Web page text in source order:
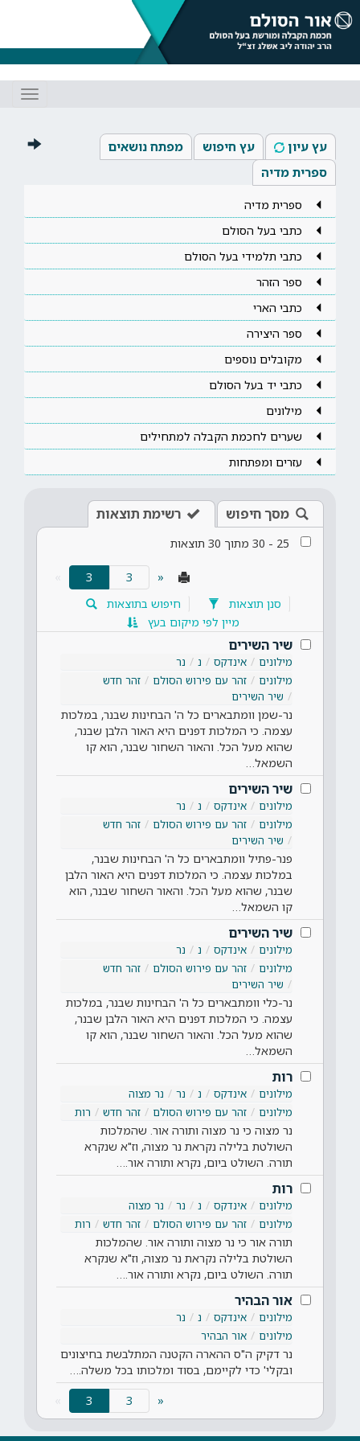
עץ עיון עץ חיפוש
מפתח נושאים
ספרית מדיה
ספרית מדיה
כתבי בעל הסולם
כתבי תלמידי בעל הסולם
ספר הזהר
כתבי הארי
ספר היצירה
מקובלים נוספים
כתבי יד בעל הסולם
מילונים
שערים לחכמת הקבלה למתחילים
עזרים ומפתחות
מסך חיפוש רשימת תוצאות
25
-
30 מתוך 30 תוצאות
«
3
(current)
סנן תוצאות
חיפוש בתוצאות
מיין לפי מיקום בעץ
שיר השירים
מילונים אינדקס נ
נר
מילונים
זהר עם פירוש הסולם
זהר חדש
שיר השירים
נר-שמן וומתבארים כל ה' הבחינות שבנר, במלכות
עצמה. כי המלכות דפנים היא האור הלבן שבנר,
שהוא מעל הכל. והאור השחור שבנר, הוא קו
השמאל…
שיר השירים
מילונים אינדקס נ
נר
מילונים
זהר עם פירוש הסולם
זהר חדש
שיר השירים
פנר-פתיל וומתבארים כל ה' הבחינות שבנר,
במלכות עצמה. כי המלכות דפנים היא האור הלבן
שבנר, שהוא מעל הכל. והאור השחור שבנר, הוא
קו השמאל…
שיר השירים
מילונים אינדקס נ
נר
מילונים
זהר עם פירוש הסולם
זהר חדש
שיר השירים
נר-כלי וומתבארים כל ה' הבחינות שבנר, במלכות
עצמה. כי המלכות דפנים היא האור הלבן שבנר,
שהוא מעל הכל. והאור השחור שבנר, הוא קו
השמאל…
רות
מילונים אינדקס נ נר
נר מצוה
מילונים
זהר עם פירוש הסולם זהר חדש רות
נר מצוה כי נר מצוה ותורה אור. שהמלכות
השולטת בלילה נקראת נר מצוה, וז"א שנקרא
תורה. השולט ביום, נקרא ותורה אור.…
רות
מילונים אינדקס נ נר
נר מצוה
מילונים
זהר עם פירוש הסולם זהר חדש רות
תורה אור כי נר מצוה ותורה אור. שהמלכות
השולטת בלילה נקראת נר מצוה, וז"א שנקרא
תורה. השולט ביום, נקרא ותורה אור.…
אור הבהיר
מילונים אינדקס נ
נר
מילונים
אור הבהיר
נר דקיק ה"ס ההארה הקטנה המתלבשת בחיצונים
ובקלי' כדי לקיימם, בסוד ומלכותו בכל משלה.…
«
3
(current)